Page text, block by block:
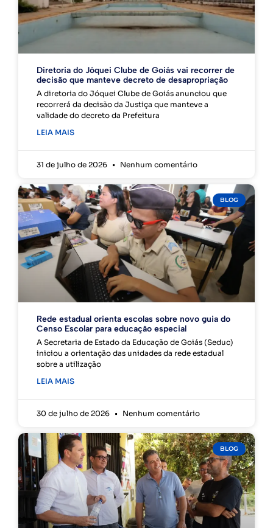
Diretoria do Jóquei Clube de Goiás vai recorrer de
decisão que manteve decreto de desapropriação
A diretoria do Jóquei Clube de Goiás anunciou que
recorrerá da decisão da Justiça que manteve a
validade do decreto da Prefeitura
LEIA MAIS
31 de julho de 2026 Nenhum comentário
BLOG
Rede estadual orienta escolas sobre novo guia do
Censo Escolar para educação especial
A Secretaria de Estado da Educação de Goiás (Seduc)
iniciou a orientação das unidades da rede estadual
sobre a utilização
LEIA MAIS
30 de julho de 2026 Nenhum comentário
BLOG